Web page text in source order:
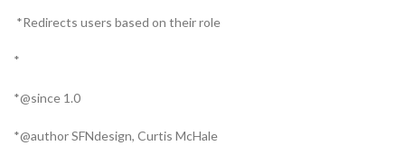
Redirects users based on their role*
*
since 1.0@*
author SFNdesign, Curtis McHale@*